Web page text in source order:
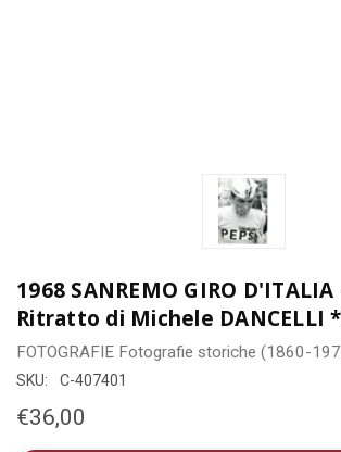
1968 SANREMO GIRO D'ITALIA
Ritratto di Michele DANCELLI
FOTOGRAFIE Fotografie storiche (1860-
SKU: C-407401
€36,00